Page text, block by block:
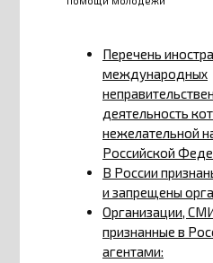
Перечень
международных
деятельность
нежелательной
Российской
В России
и запрещены
Организации,
признанные в
агентами: